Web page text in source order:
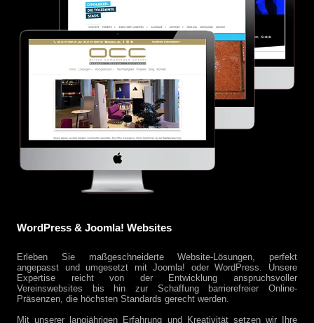
WordPress & Joomla! Websites
Erleben Sie maßgeschneiderte Website-Lösungen, perfekt
angepasst und umgesetzt mit Joomla! oder WordPress. Unsere
Expertise reicht von der Entwicklung anspruchsvoller
Vereinswebsites bis hin zur Schaffung barrierefreier Online-
Präsenzen, die höchsten Standards gerecht werden.
Mit unserer langjährigen Erfahrung und Kreativität setzen wir Ihre